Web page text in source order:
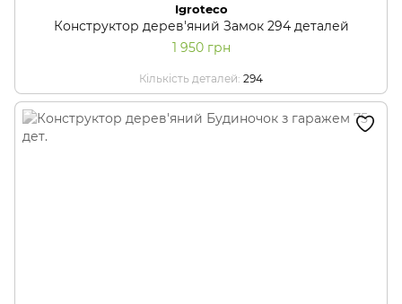
Igroteco
Конструктор дерев'яний Замок 294 деталей
1 950 грн
Кількість деталей 294